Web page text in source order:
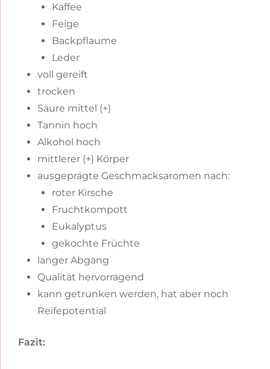
Kaffee
Feige
Backpflaume
Leder
voll gereift
trocken
Säure mittel (+)
Tannin hoch
Alkohol hoch
mittlerer (+) Körper
ausgeprägte Geschmacksaromen nach:
roter Kirsche
Fruchtkompott
Eukalyptus
gekochte Früchte
langer Abgang
Qualität hervorragend
kann getrunken werden, hat aber noch
Reifepotential
Fazit: